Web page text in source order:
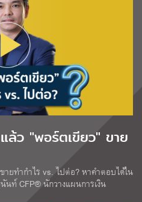
ล้ว "พอร์ตเขียว" ขาย
ายทำกำไร vs. ไปต่อ? หาคำตอบได้ใน
นท์ CFP® นักวางแผนการเงิน